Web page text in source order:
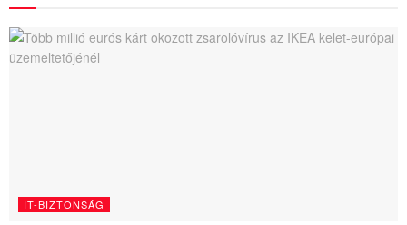
IT-BIZTONSÁG